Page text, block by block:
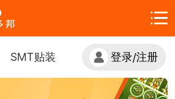
SMT贴装 登录/注册